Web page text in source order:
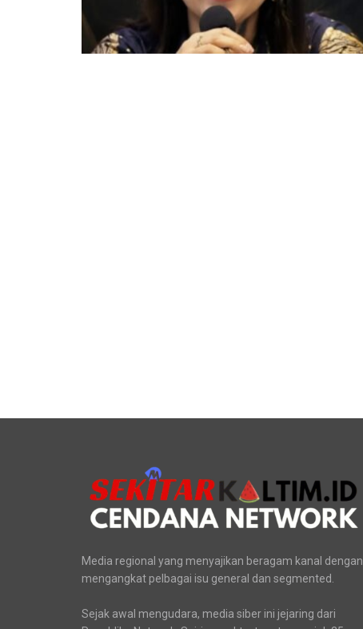
Media regional yang menyajikan beragam kanal dengan
mengangkat pelbagai isu general dan segmented.
Sejak awal mengudara, media siber ini jejaring dari